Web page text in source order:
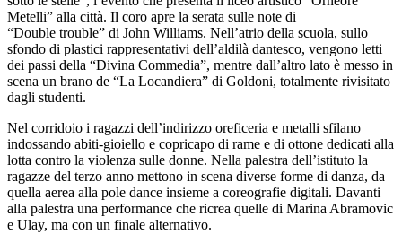
Metelli” alla città. Il coro apre la serata sulle note di
“Double trouble” di John Williams. Nell’atrio della scuola, sullo
sfondo di plastici rappresentativi dell’aldilà dantesco, vengono letti
dei passi della “Divina Commedia”, mentre dall’altro lato è messo in
scena un brano de “La Locandiera” di Goldoni, totalmente rivisitato
dagli studenti.
Nel corridoio i ragazzi dell’indirizzo oreficeria e metalli sfilano
indossando abiti-gioiello e copricapo di rame e di ottone dedicati alla
lotta contro la violenza sulle donne. Nella palestra dell’istituto la
ragazze del terzo anno mettono in scena diverse forme di danza, da
quella aerea alla pole dance insieme a coreografie digitali. Davanti
alla palestra una performance che ricrea quelle di Marina Abramovic
e Ulay, ma con un finale alternativo.